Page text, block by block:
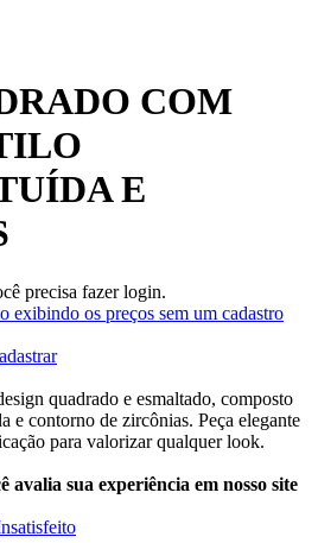
COM
E
precisa fazer login.
exibindo os preços sem um cadastro
quadrado e esmaltado, composto
e contorno de zircônias. Peça elegante
para valorizar qualquer look.
avalia sua experiência em nosso site